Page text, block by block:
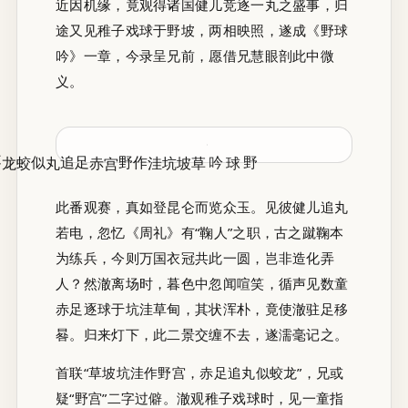
近因机缘，竟观得诸国健儿竞逐一丸之盛事，归
途又见稚子戏球于野坡，两相映照，遂成《野球
吟》一章，今录呈兄前，愿借兄慧眼剖此中微
义。
此番观赛，真如登昆仑而览众玉。见彼健儿追丸
若电，忽忆《周礼》有“鞠人”之职，古之蹴鞠本
为练兵，今则万国衣冠共此一圆，岂非造化弄
人？然澈离场时，暮色中忽闻喧笑，循声见数童
赤足逐球于坑洼草甸，其状浑朴，竟使澈驻足移
晷。归来灯下，此二景交缠不去，遂濡毫记之。
首联“草坡坑洼作野宫，赤足追丸似蛟龙”，兄或
疑“野宫”二字过僻。澈观稚子戏球时，见一童指